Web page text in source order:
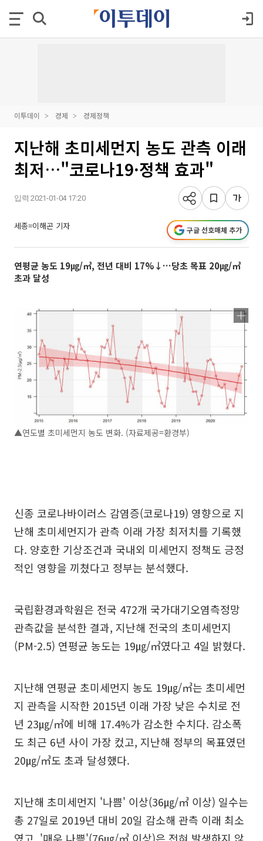
이투데이 경제 경제정책
지난해 초미세먼지 농도 관측 이래
최저…"코로나19·정책 효과"
입력 2021-01-04 17:20
세종=이해곤 기자 구글 선호매체 추가
연평균 농도 19㎍/㎥, 전년 대비 17%↓…당초 목표 20㎍/㎥
초과 달성
▲연도별 초미세먼지 농도 변화. (자료제공=환경부)
신종 코로나바이러스 감염증(코로나19) 영향으로 지
난해 초미세먼지가 관측 이래 가장 최저치를 기록했
다. 양호한 기상조건과 국내외 미세먼지 정책도 긍정
적인 영향을 끼쳤다고 정부는 분석했다.
국립환경과학원은 전국 472개 국가대기오염측정망
관측값을 분석한 결과, 지난해 전국의 초미세먼지
(PM-2.5) 연평균 농도는 19㎍/㎥였다고 4일 밝혔다.
지난해 연평균 초미세먼지 농도 19㎍/㎥는 초미세먼
지 관측을 시작한 2015년 이래 가장 낮은 수치로 전
년 23㎍/㎥에 비해 17.4%가 감소한 수치다. 감소폭
도 최근 6년 사이 가장 컸고, 지난해 정부의 목표였던
20㎍/㎥도 초과 달성했다.
지난해 초미세먼지 '나쁨' 이상(36㎍/㎥ 이상) 일수는
총 27일로 2019년 대비 20일 감소해 관측 이래 최소